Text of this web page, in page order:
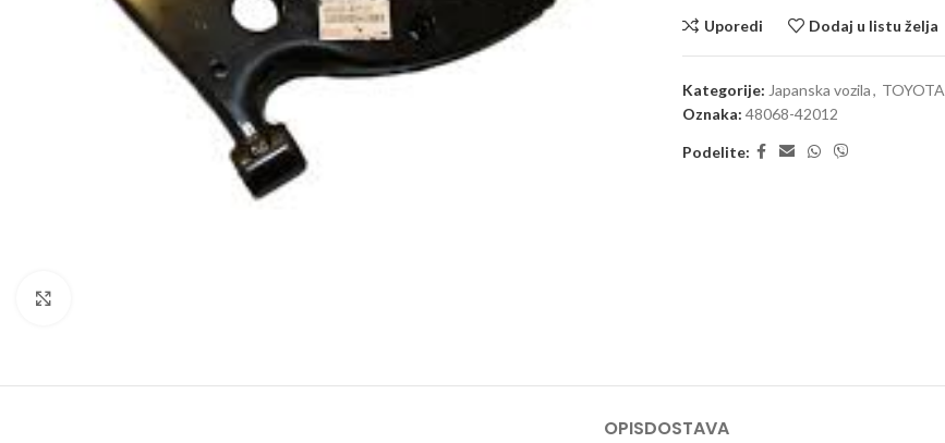
Uporedi Dodaj u listu želja
Kategorije: Japanska vozila, TOYOTA
Oznaka: 48068-42012
Podelite:
OPISDOSTAVA